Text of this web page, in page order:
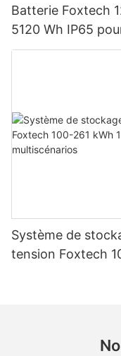
Batterie Foxtech
5120 Wh IP65
d'énergie solaire
Système de
tension Foxtech